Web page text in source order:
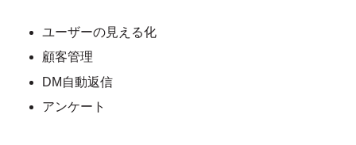
ユーザーの見える化
顧客管理
DM自動返信
アンケート